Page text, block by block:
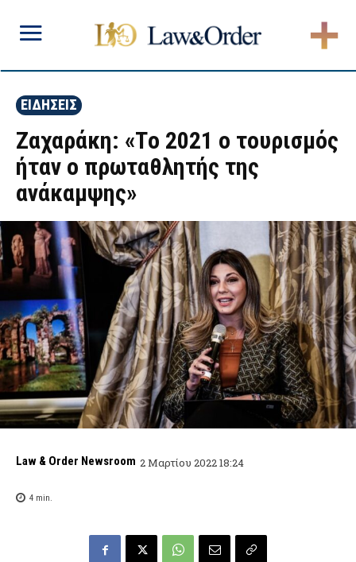
ΕΙΔΗΣΕΙΣ
Ζαχαράκη: «Tο 2021 ο τουρισμός
ήταν ο πρωταθλητής της
ανάκαμψης»
Law & Order Newsroom 2 Μαρτίου 2022 18:24
4 min.